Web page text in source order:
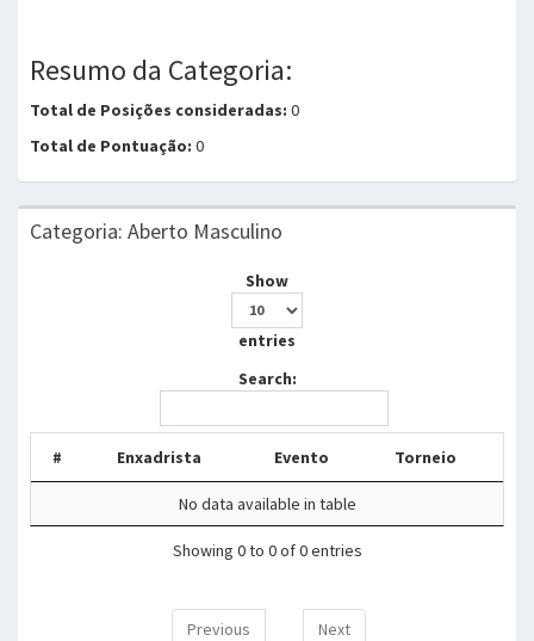
Resumo da Categoria:
Total de Posições consideradas: 0
Total de Pontuação: 0
Categoria: Aberto Masculino
Show
entries
Search:
# Enxadrista Evento Torneio
No data available in table
Showing 0 to 0 of 0 entries
Previous Next